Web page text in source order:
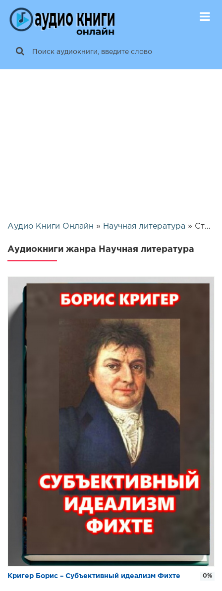
Аудио Книги Онлайн » Научная литература » Страница 9
Аудиокниги жанра Научная литература
Кригер Борис – Субъективный идеализм Фихте 0%